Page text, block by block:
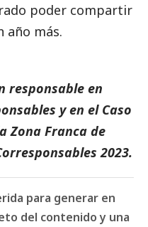
poder compartir
año más.
responsable en
y en el Caso
Zona Franca de
2023.
para generar en
del contenido y una